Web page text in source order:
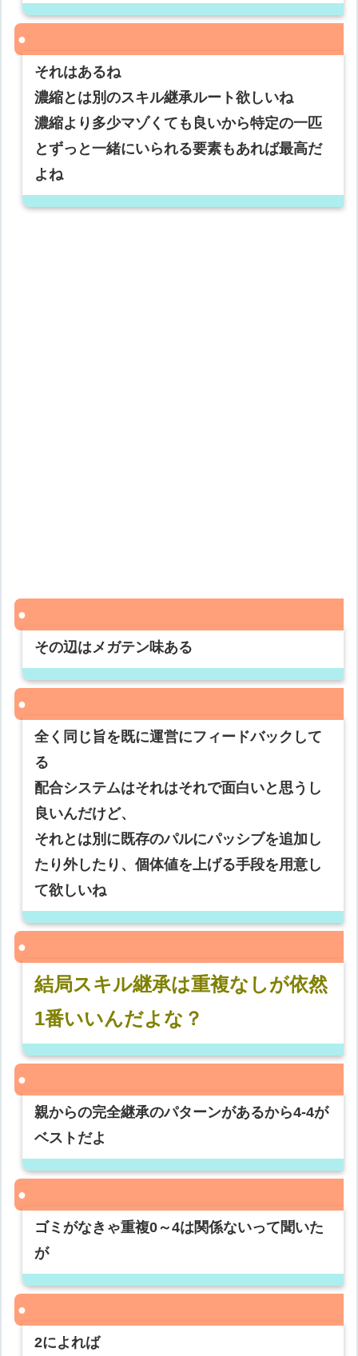
それはあるね
濃縮とは別のスキル継承ルート欲しいね
濃縮より多少マゾくても良いから特定の一匹
とずっと一緒にいられる要素もあれば最高だ
よね
その辺はメガテン味ある
全く同じ旨を既に運営にフィードバックして
る
配合システムはそれはそれで面白いと思うし
良いんだけど、
それとは別に既存のパルにパッシブを追加し
たり外したり、個体値を上げる手段を用意し
て欲しいね
結局スキル継承は重複なしが依然
1番いいんだよな？
親からの完全継承のパターンがあるから4-4が
ベストだよ
ゴミがなきゃ重複0～4は関係ないって聞いた
が
2によれば